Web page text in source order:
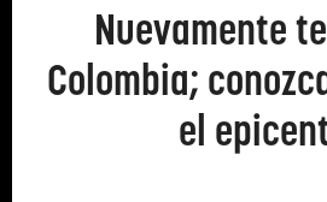
Nuevamente
Colombia;
el